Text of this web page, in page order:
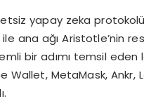
yapay zeka
ana ağı Aristotle’nin
bir adımı temsil
Wallet, MetaMask,